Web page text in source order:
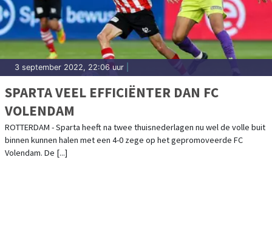
3 september 2022, 22:06 uur
SPARTA VEEL EFFICIËNTER DAN FC
VOLENDAM
ROTTERDAM - Sparta heeft na twee thuisnederlagen nu wel de volle buit
binnen kunnen halen met een 4-0 zege op het gepromoveerde FC
Volendam. De [...]